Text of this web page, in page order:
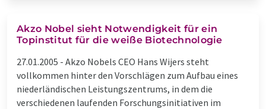
Akzo Nobel sieht Notwendigkeit für ein
Topinstitut für die weiße Biotechnologie
27.01.2005 - Akzo Nobels CEO Hans Wijers steht
vollkommen hinter den Vorschlägen zum Aufbau eines
niederländischen Leistungszentrums, in dem die
verschiedenen laufenden Forschungsinitiativen im